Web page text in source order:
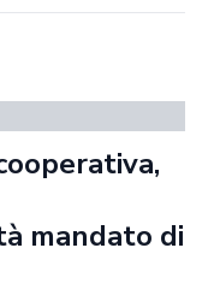
mandato di